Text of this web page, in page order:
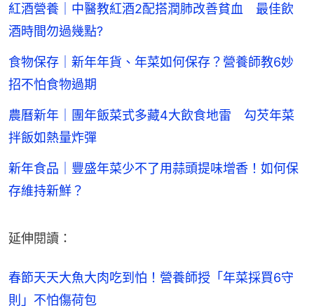
紅酒營養｜中醫教紅酒2配搭潤肺改善貧血 最佳飲
酒時間勿過幾點?
食物保存｜新年年貨、年菜如何保存？營養師教6妙
招不怕食物過期
農曆新年｜團年飯菜式多藏4大飲食地雷 勾芡年菜
拌飯如熱量炸彈
新年食品｜豐盛年菜少不了用蒜頭提味增香！如何保
存維持新鮮？
延伸閱讀：
春節天天大魚大肉吃到怕！營養師授「年菜採買6守
則」不怕傷荷包